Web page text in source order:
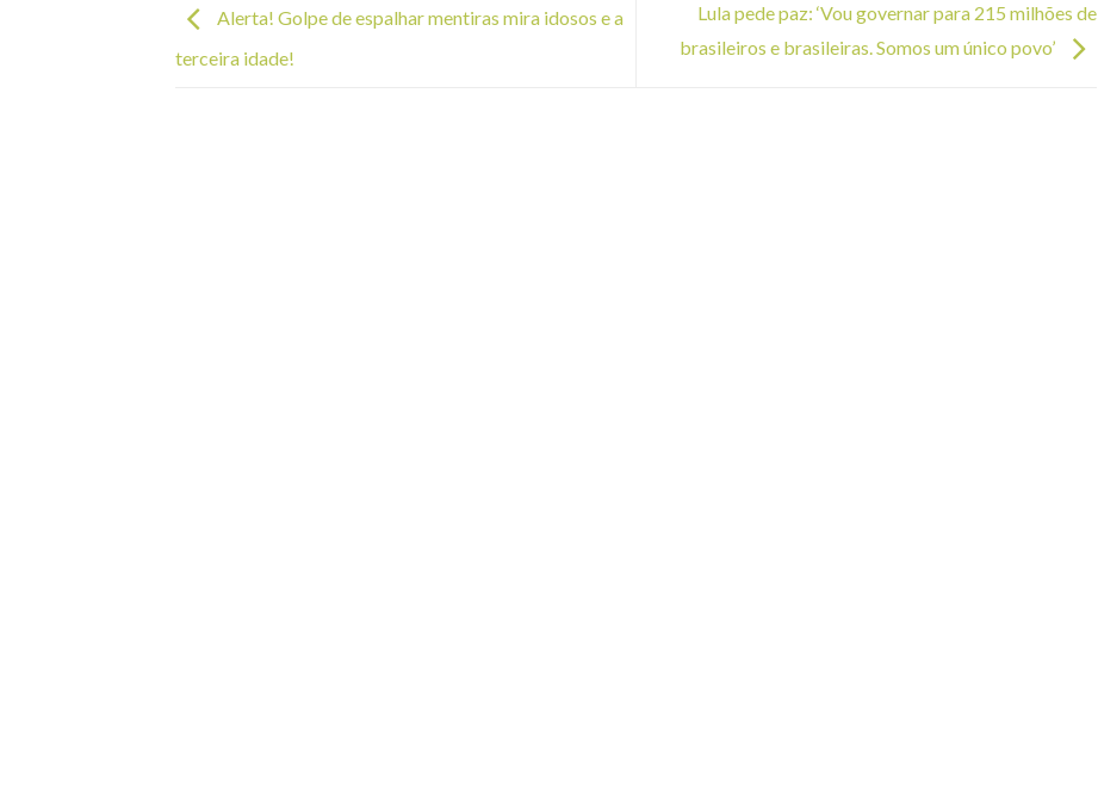
Alerta! Golpe de espalhar mentiras mira idosos e a
terceira idade!
Lula pede paz: ‘Vou governar para 215 milhões de
brasileiros e brasileiras. Somos um único povo’